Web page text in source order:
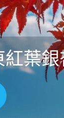
葉